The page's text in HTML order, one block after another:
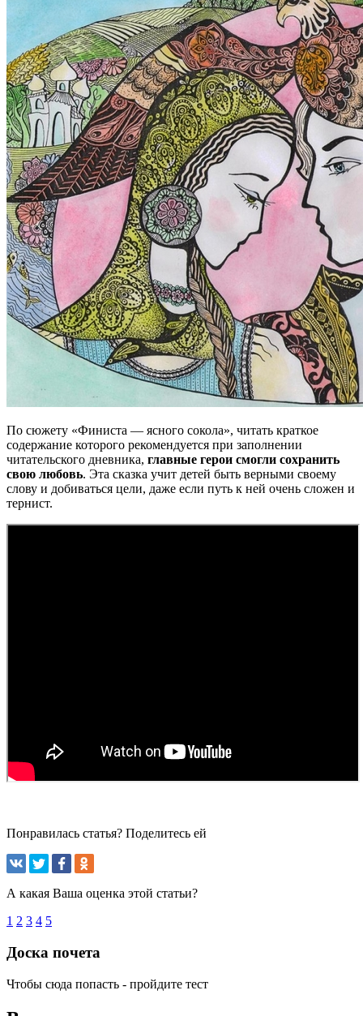
По сюжету «Финиста — ясного сокола», читать краткое
содержание которого рекомендуется при заполнении
читательского дневника, главные герои смогли сохранить
свою любовь. Эта сказка учит детей быть верными своему
слову и добиваться цели, даже если путь к ней очень сложен и
тернист.
Понравилась статья? Поделитесь ей
А какая Ваша оценка этой статьи?
1 2 3 4 5
Доска почета
Чтобы сюда попасть - пройдите тест